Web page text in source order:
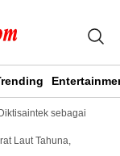
sebagai
Laut Tahuna,